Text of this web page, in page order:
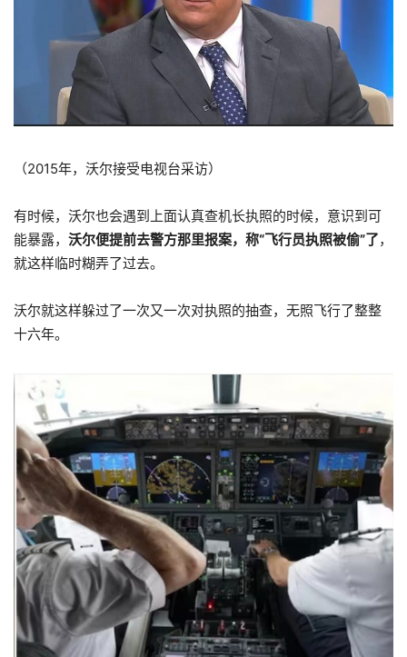
（2015年，沃尔接受电视台采访）
有时候，沃尔也会遇到上面认真查机长执照的时候，意识到可
能暴露， 沃尔便提前去警方那里报案，称“飞行员执照被偷”了，
就这样临时糊弄了过去。
沃尔就这样躲过了一次又一次对执照的抽查，无照飞行了整整
十六年。